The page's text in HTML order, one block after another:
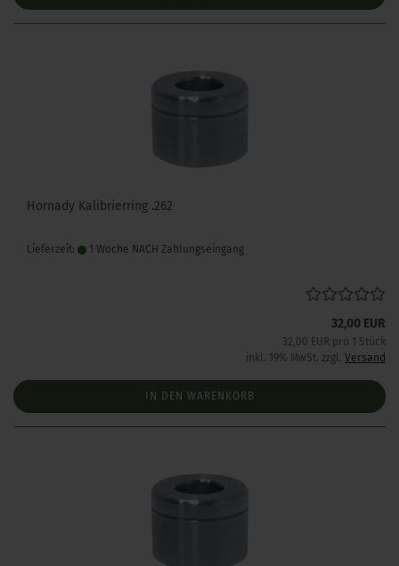
Hornady Kalibrierring .262
Lieferzeit: 1 Woche NACH Zahlungseingang
32,00 EUR
32,00 EUR pro 1 Stück
inkl. 19% MwSt. zzgl. Versand
IN DEN WARENKORB